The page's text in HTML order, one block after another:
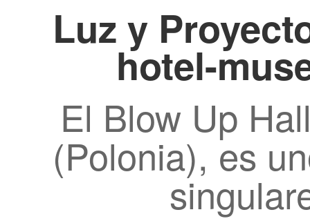
Luz y
hotel-
El Blow Up
(Polonia), es